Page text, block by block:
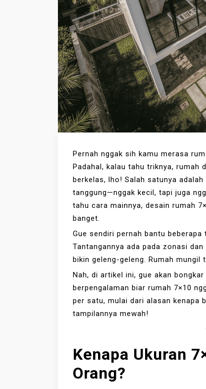
Pernah nggak sih kamu merasa
Padahal, kalau tahu triknya, rumah
berkelas, lho! Salah satunya
tanggung—nggak kecil, tapi juga
tahu cara mainnya, desain rumah
banget.
Gue sendiri pernah bantu
Tantangannya ada pada zonasi
bikin geleng-geleng. Rumah
Nah, di artikel ini, gue akan
berpengalaman biar rumah 7×10
per satu, mulai dari alasan kenapa
tampilannya mewah!
Kenapa Ukuran
Orang?